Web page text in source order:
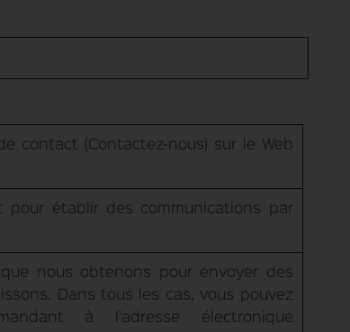
contact (Contactez-nous) sur le Web
pour établir des communications par
nous obtenons pour envoyer des
Dans tous les cas, vous pouvez
à l'adresse électronique